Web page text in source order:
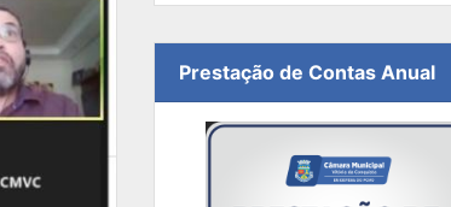
Prestação de Contas Anual